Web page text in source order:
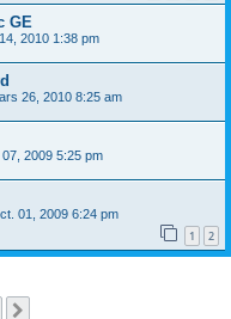
GE
2010 1:38 pm
26, 2010 8:25 am
2009 5:25 pm
01, 2009 6:24 pm
1 2